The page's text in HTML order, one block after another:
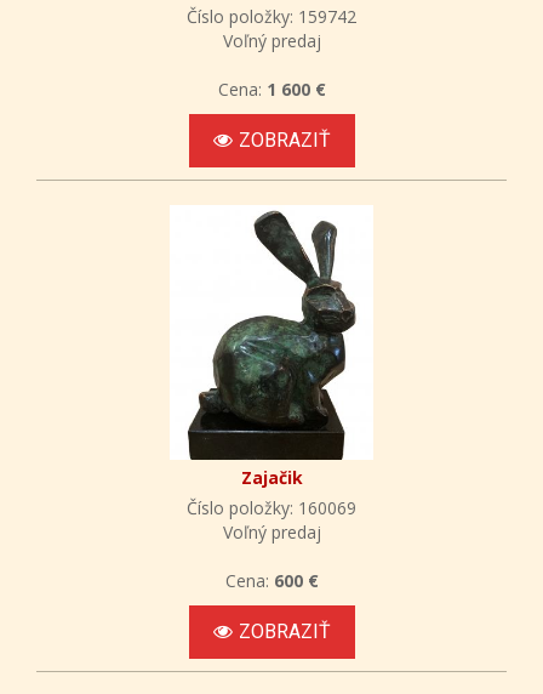
Číslo položky: 159742
Voľný predaj
Cena: 1 600 €
ZOBRAZIŤ
Zajačik
Číslo položky: 160069
Voľný predaj
Cena: 600 €
ZOBRAZIŤ